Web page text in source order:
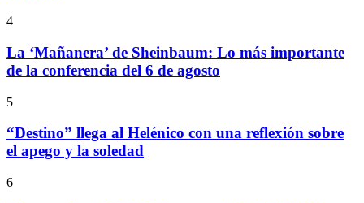
4
La ‘Mañanera’ de Sheinbaum: Lo más importante
de la conferencia del 6 de agosto
5
“Destino” llega al Helénico con una reflexión sobre
el apego y la soledad
6